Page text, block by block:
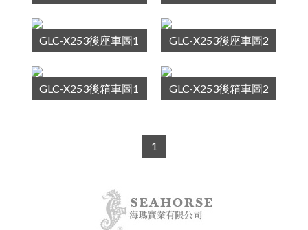
GLC-X253後座車圖1 GLC-X253後座車圖2
GLC-X253後箱車圖1 GLC-X253後箱車圖2
1